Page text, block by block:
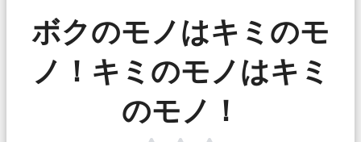
ボクのモノはキミのモ
ノ！キミのモノはキミ
のモノ！